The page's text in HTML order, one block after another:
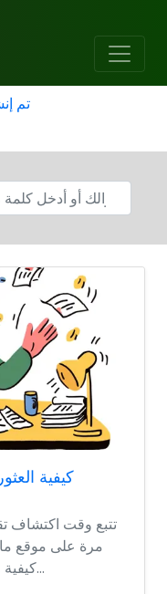
تم
كيفية
مرة على موقع
كيفية ومتى تتبنى الشركات تقنيات معينة...